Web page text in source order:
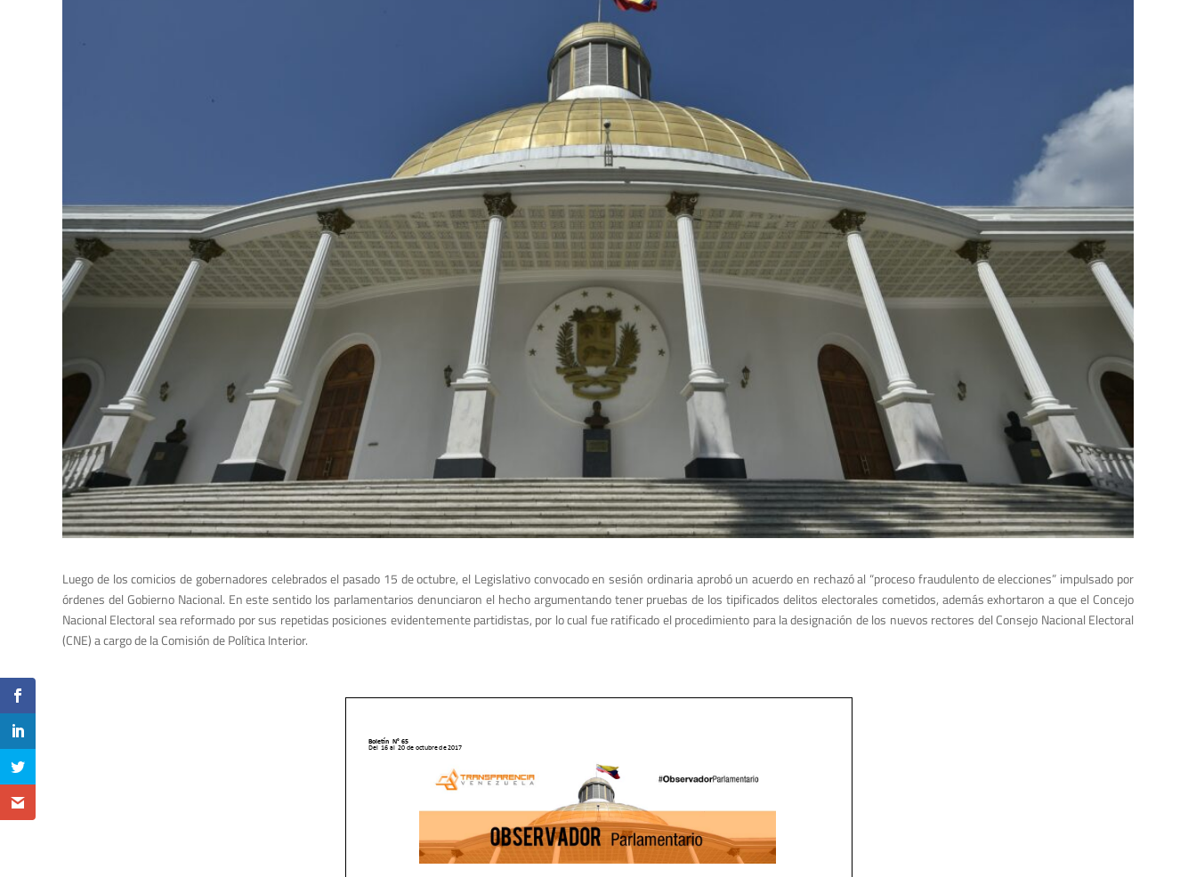
Luego de los comicios de gobernadores celebrados el pasado 15 de octubre, el Legislativo convocado en sesión ordinaria aprobó un acuerdo en rechazó al “proceso fraudulento de elecciones” impulsado por
órdenes del Gobierno Nacional. En este sentido los parlamentarios denunciaron el hecho argumentando tener pruebas de los tipificados delitos electorales cometidos, además exhortaron a que el Concejo
Nacional Electoral sea reformado por sus repetidas posiciones evidentemente partidistas, por lo cual fue ratificado el procedimiento para la designación de los nuevos rectores del Consejo Nacional Electoral
(CNE) a cargo de la Comisión de Política Interior.